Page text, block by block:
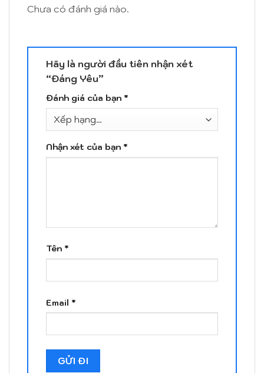
Chưa có đánh giá nào.
Hãy là người đầu tiên nhận xét
“Đáng Yêu”
Đánh giá của bạn *
Nhận xét của bạn *
Tên *
Email *